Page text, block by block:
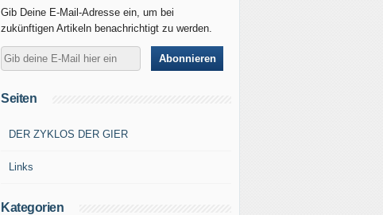
Gib Deine E-Mail-Adresse ein, um bei
zukünftigen Artikeln benachrichtigt zu werden.
Seiten
DER ZYKLOS DER GIER
Links
Kategorien